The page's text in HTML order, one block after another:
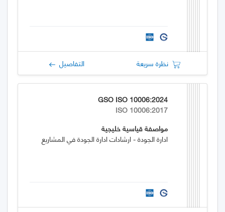
نظرة سريعة التفاصيل
GSO ISO 10006:2024
ISO 10006:2017
مواصفة قياسية خليجية
ادارة الجودة - ارشادات ادارة الجودة في المشاريع